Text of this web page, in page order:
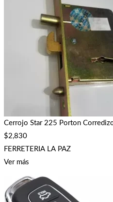
Cerrojo Star 225 Porton
$2,830
FERRETERIA LA PAZ
Ver más